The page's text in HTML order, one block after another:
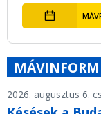
MÁVINFORM
2026. augusztus 6.